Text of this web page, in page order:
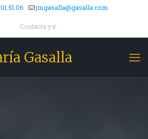
jmgasalla@gasalla.com
Contacta ya!
Gasalla